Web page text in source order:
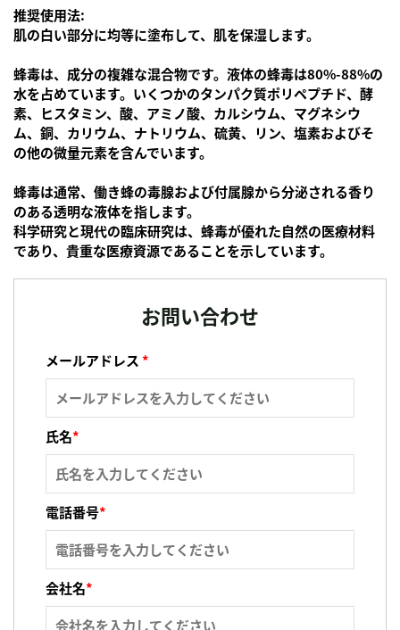
推奨使用法:
肌の白い部分に均等に塗布して、肌を保湿します。
蜂毒は、成分の複雑な混合物です。液体の蜂毒は80%-88%の
水を占めています。いくつかのタンパク質ポリペプチド、酵
素、ヒスタミン、酸、アミノ酸、カルシウム、マグネシウ
ム、銅、カリウム、ナトリウム、硫黄、リン、塩素およびそ
の他の微量元素を含んでいます。
蜂毒は通常、働き蜂の毒腺および付属腺から分泌される香り
のある透明な液体を指します。
科学研究と現代の臨床研究は、蜂毒が優れた自然の医療材料
であり、貴重な医療資源であることを示しています。
お問い合わせ
メールアドレス *
氏名*
電話番号*
会社名*